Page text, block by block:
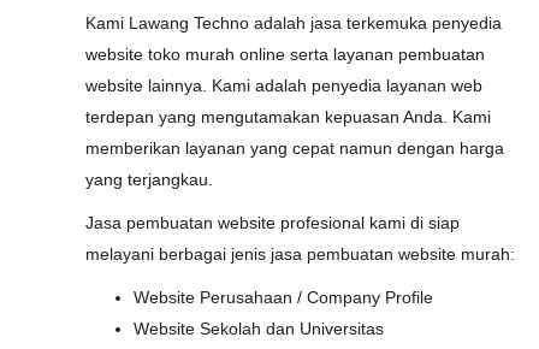
Kami Lawang Techno adalah jasa terkemuka penyedia
website toko murah online serta layanan pembuatan
website lainnya. Kami adalah penyedia layanan web
terdepan yang mengutamakan kepuasan Anda. Kami
memberikan layanan yang cepat namun dengan harga
yang terjangkau.
Jasa pembuatan website profesional kami di siap
melayani berbagai jenis jasa pembuatan website murah:
Website Perusahaan / Company Profile
Website Sekolah dan Universitas